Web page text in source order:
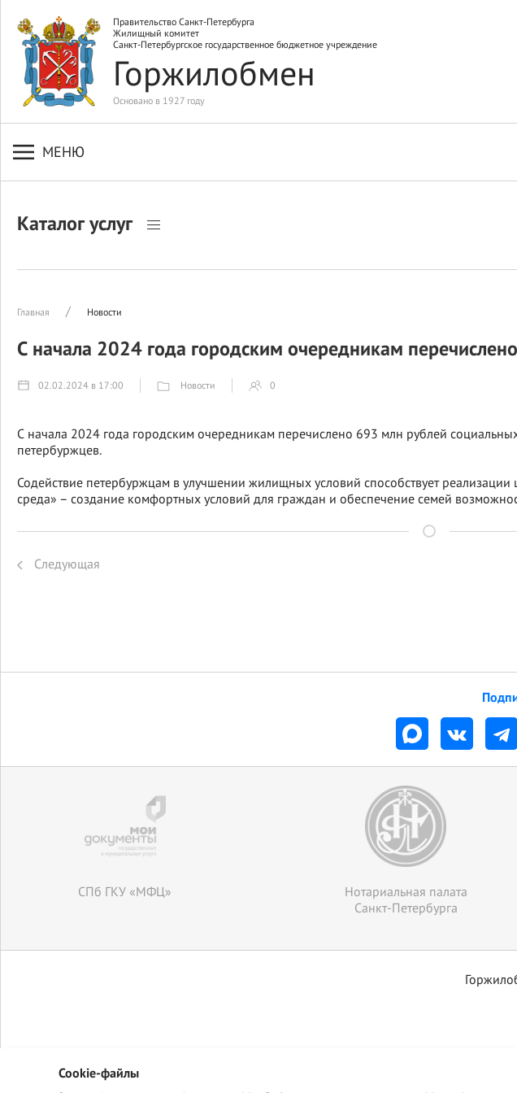
Правительство Санкт-Петербурга
Жилищный комитет
Санкт-Петербургское государственное бюджетное учреждение
Горжилобмен
Основано в 1927 году
МЕНЮ
Каталог услуг
Главная Новости
С начала 2024 года городским очередникам
02.02.2024 в 17:00 Новости 0
С начала 2024 года городским очередникам перечислено 693 млн рублей
петербуржцев.
⁣Содействие петербуржцам в улучшении жилищных условий способствует
среда» – создание комфортных условий для граждан и обеспечение семей
Следующая
CПб ГКУ «МФЦ»
Нотариальная палата
Санкт-Петербурга
Cookie-файлы